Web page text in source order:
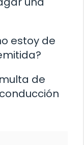
estoy de
de